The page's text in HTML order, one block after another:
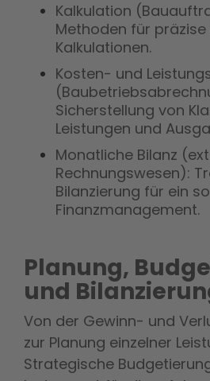
Kalkulation
Methoden für
Kalkulationen.
Kosten- und
Sicherstellung von
Leistungen und
Monatliche Bilanz
Rechnungswesen):
Bilanzierung für ein
Finanzmanagement.
Planung,
und
Von der Gewinn- und
zur Planung einzelner
Strategische